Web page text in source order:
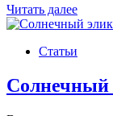
Читать далее
магия:
для
Статьи
Солнечный